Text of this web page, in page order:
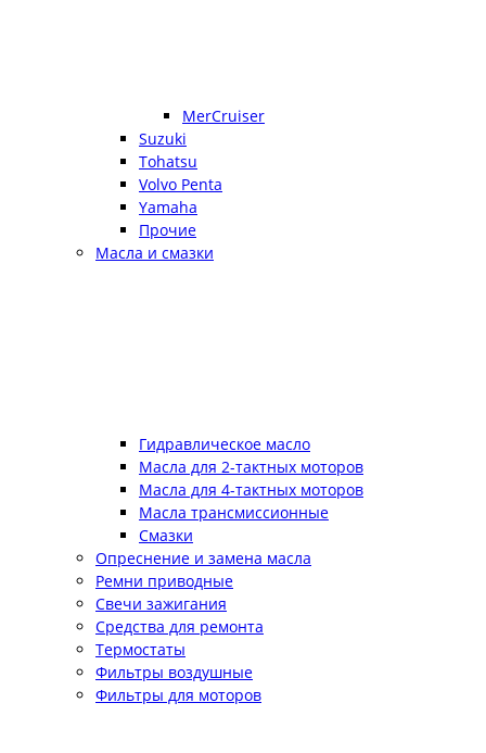
MerCruiser
Suzuki
Tohatsu
Volvo Penta
Yamaha
Прочие
Масла и смазки
Гидравлическое масло
Масла для 2-тактных моторов
Масла для 4-тактных моторов
Масла трансмиссионные
Смазки
Опреснение и замена масла
Ремни приводные
Свечи зажигания
Средства для ремонта
Термостаты
Фильтры воздушные
Фильтры для моторов